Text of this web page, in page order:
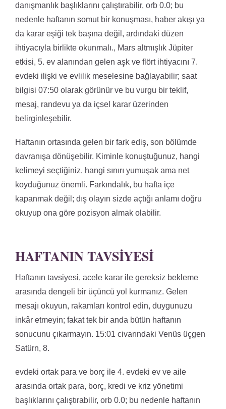
danışmanlık başlıklarını çalıştırabilir, orb 0.0; bu
nedenle haftanın somut bir konuşması, haber akışı ya
da karar eşiği tek başına değil, ardındaki düzen
ihtiyacıyla birlikte okunmalı., Mars altmışlık Jüpiter
etkisi, 5. ev alanından gelen aşk ve flört ihtiyacını 7.
evdeki ilişki ve evlilik meselesine bağlayabilir; saat
bilgisi 07:50 olarak görünür ve bu vurgu bir teklif,
mesaj, randevu ya da içsel karar üzerinden
belirginleşebilir.
Haftanın ortasında gelen bir fark ediş, son bölümde
davranışa dönüşebilir. Kiminle konuştuğunuz, hangi
kelimeyi seçtiğiniz, hangi sınırı yumuşak ama net
koyduğunuz önemli. Farkındalık, bu hafta içe
kapanmak değil; dış olayın sizde açtığı anlamı doğru
okuyup ona göre pozisyon almak olabilir.
HAFTANIN TAVSIYESI
Haftanın tavsiyesi, acele karar ile gereksiz bekleme
arasında dengeli bir üçüncü yol kurmanız. Gelen
mesajı okuyun, rakamları kontrol edin, duygunuzu
inkâr etmeyin; fakat tek bir anda bütün haftanın
sonucunu çıkarmayın. 15:01 civarındaki Venüs üçgen
Satürn, 8.
evdeki ortak para ve borç ile 4. evdeki ev ve aile
arasında ortak para, borç, kredi ve kriz yönetimi
başlıklarını çalıştırabilir, orb 0.0; bu nedenle haftanın